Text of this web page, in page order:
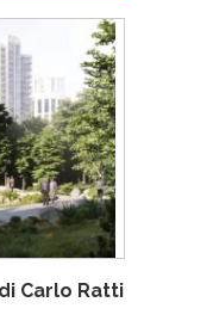
Carlo Ratti